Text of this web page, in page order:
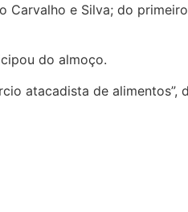
e Silva; do
do almoço.
atacadista de alimentos”,